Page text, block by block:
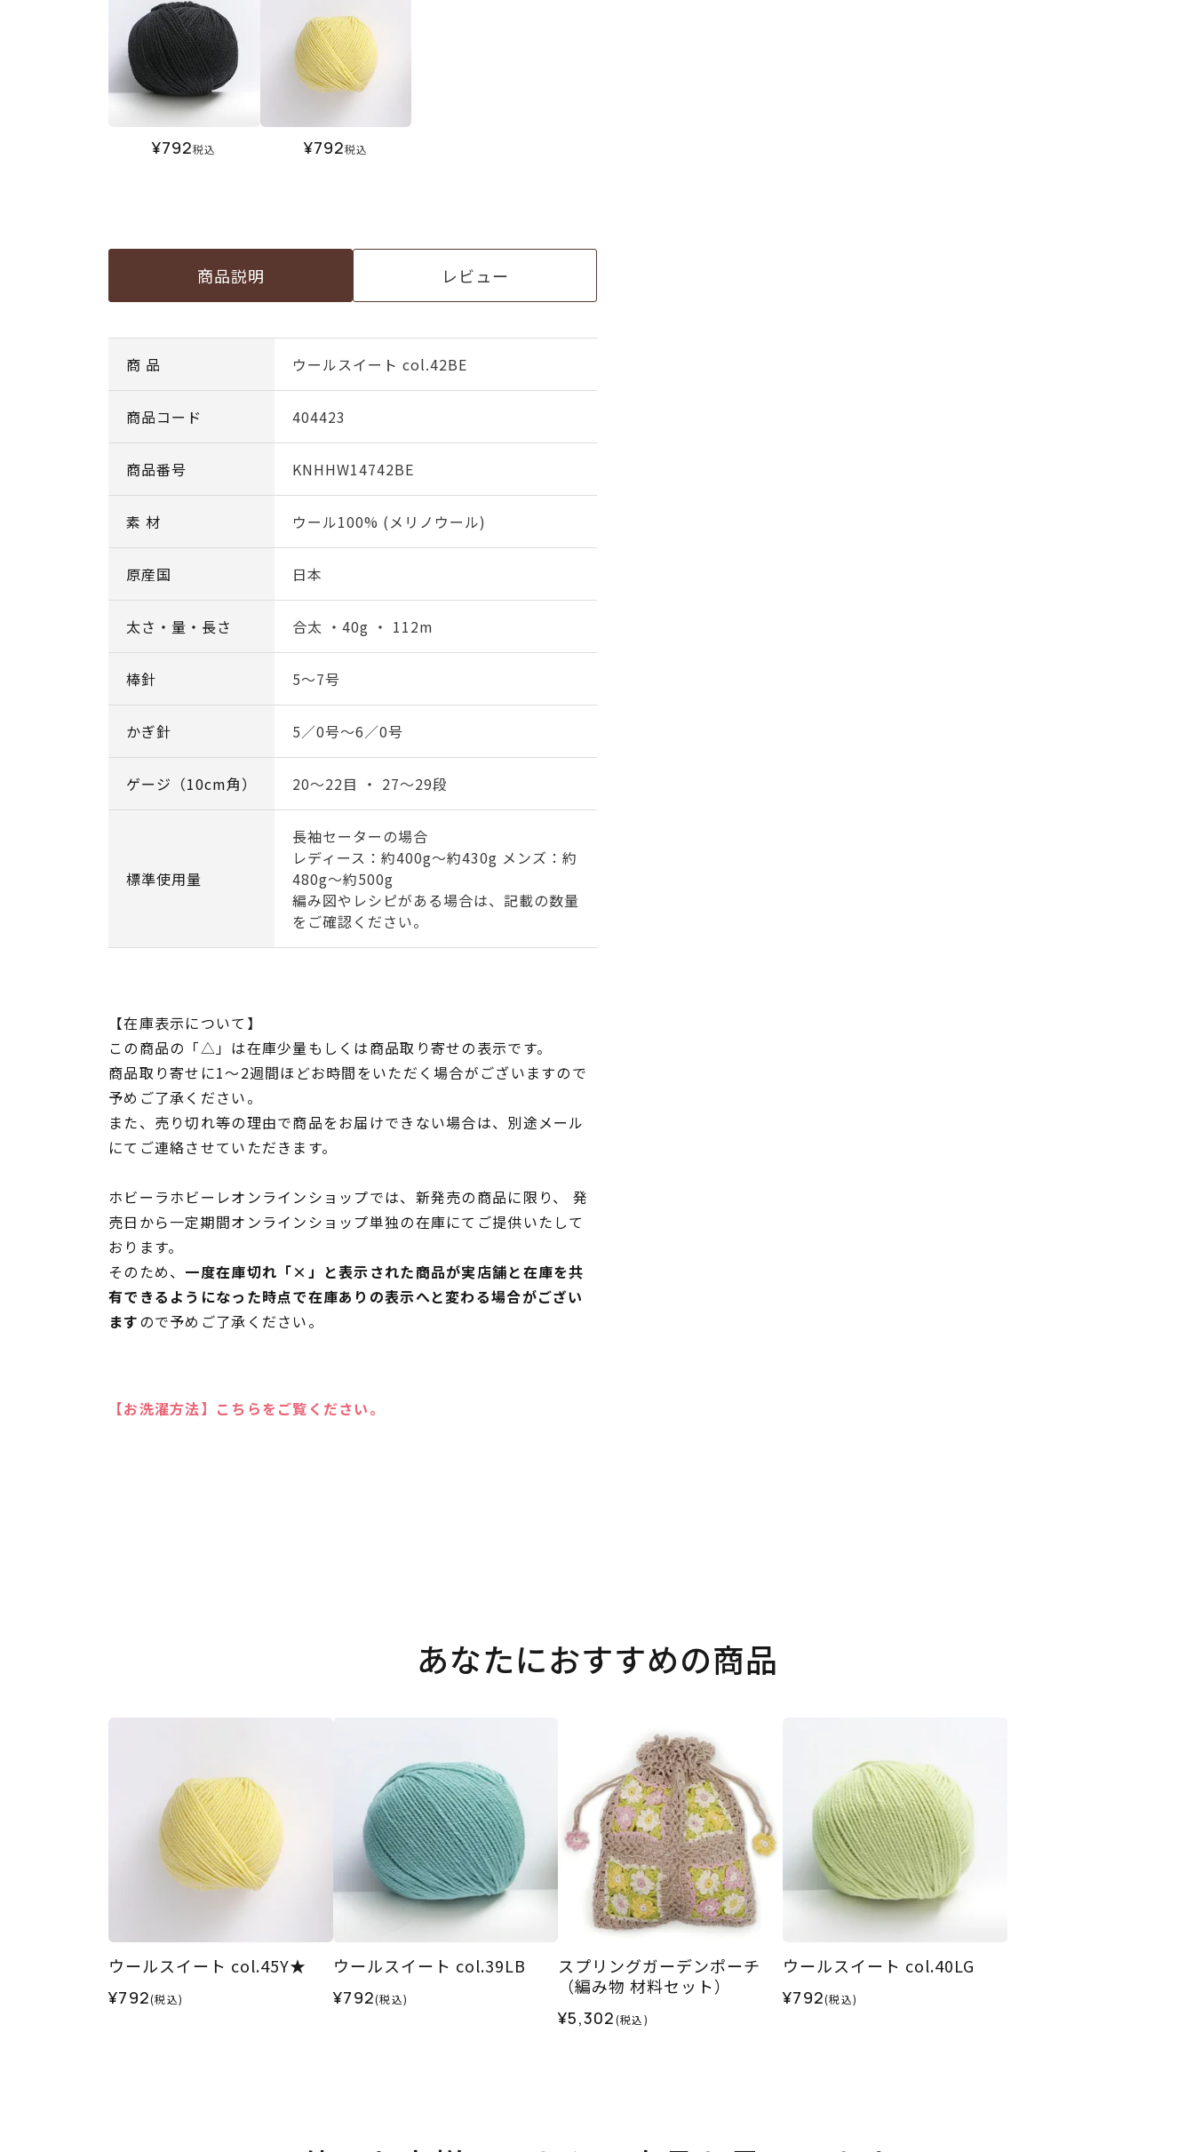
¥792税込 ¥792税込
商品説明 レビュー
商 品 ウールスイート col.42BE
商品コード 404423
商品番号 KNHHW14742BE
素 材 ウール100% (メリノウール)
原産国 日本
太さ・量・長さ 合太 ・40g ・ 112m
棒針 5～7号
かぎ針 5／0号～6／0号
ゲージ（10cm角） 20～22目 ・ 27～29段
標準使用量
長袖セーターの場合
レディース：約400g～約430g メンズ：約
480g～約500g
編み図やレシピがある場合は、記載の数量
をご確認ください。
【在庫表示について】
この商品の「△」は在庫少量もしくは商品取り寄せの表示です。
商品取り寄せに1～2週間ほどお時間をいただく場合がございますので
予めご了承ください。
また、売り切れ等の理由で商品をお届けできない場合は、別途メール
にてご連絡させていただきます。
ホビーラホビーレオンラインショップでは、新発売の商品に限り、 発
売日から一定期間オンラインショップ単独の在庫にてご提供いたして
おります。
そのため、 一度在庫切れ「×」と表示された商品が実店舗と在庫を共
有できるようになった時点で在庫ありの表示へと変わる場合がござい
ますので予めご了承ください。
【お洗濯方法】こちらをご覧ください。
あなたにおすすめの商品
ウールスイート col.45Y★
¥792(税込)
ウールスイート col.39LB
¥792(税込)
スプリングガーデンポーチ
（編み物 材料セット）
¥5,302(税込)
ウールスイート col.40LG
¥792(税込)